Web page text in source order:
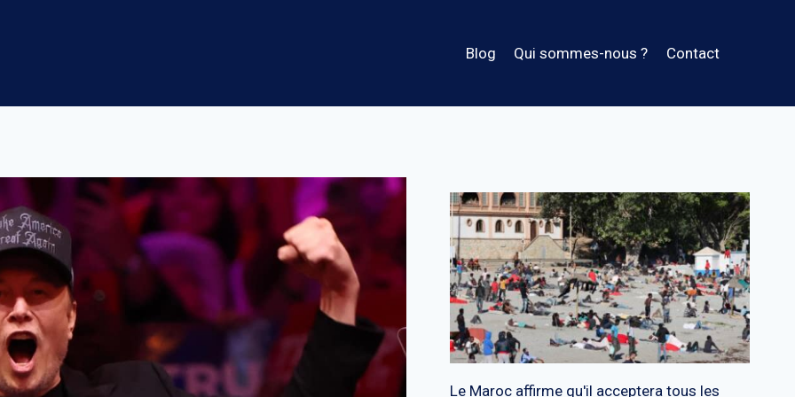
Blog Qui sommes-nous ? Contact
Le Maroc affirme qu'il acceptera tous les